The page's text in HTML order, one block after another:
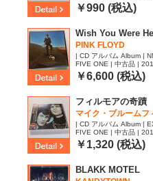
￥990 (税込)
Wish You Were
PINK FLOYD
| CD アルバム Album |
FIVE ONE | 中古品 |
￥6,600 (税込)
フィルモアの奇蹟
マイク・ブルーム
| CD アルバム Album |
FIVE ONE | 中古品 |
￥1,320 (税込)
BLAKK MOTEL